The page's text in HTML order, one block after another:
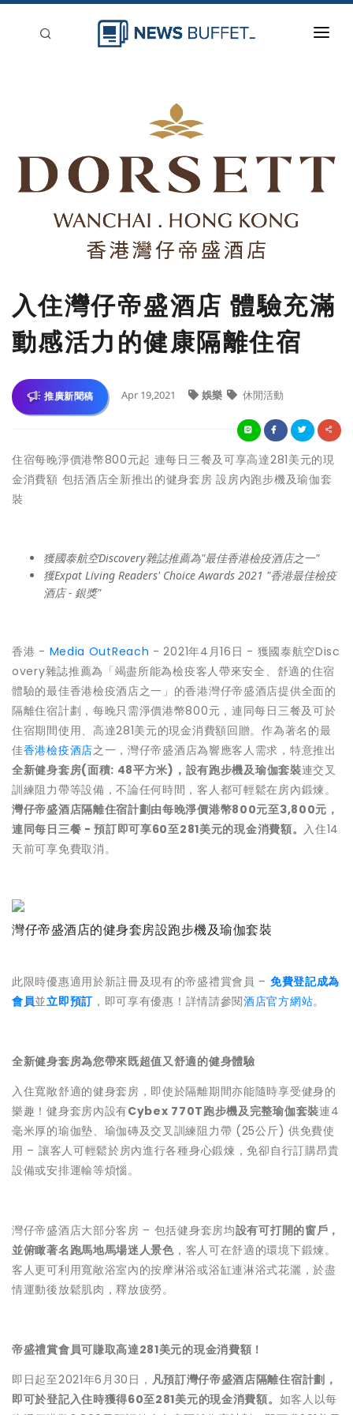
刊登
入住灣仔帝盛酒店 體驗充滿
動感活力的健康隔離住宿
推廣新聞稿 Apr 19,2021 娛樂 休閒活動
住宿每晚淨價港幣800元起 連每日三餐及可享高達281美元的現
金消費額 包括酒店全新推出的健身套房 設房內跑步機及瑜伽套
裝
獲國泰航空Discovery雜誌推薦為"最佳香港檢疫酒店之一"
獲Expat Living Readers' Choice Awards 2021 "香港最佳檢疫
酒店 - 銀獎"
香港 - Media OutReach - 2021年4月16日 - 獲國泰航空Disc
overy雜誌推薦為「竭盡所能為檢疫客人帶來安全、舒適的住宿
體驗的最佳香港檢疫酒店之一」的香港灣仔帝盛酒店提供全面的
隔離住宿計劃，每晚只需淨價港幣800元，連同每日三餐及可於
住宿期間使用、高達281美元的現金消費額回贈。作為著名的最
佳香港檢疫酒店之一，灣仔帝盛酒店為響應客人需求，特意推出
全新健身套房(面積: 48平方米)，設有跑步機及瑜伽套裝連交叉
訓練阻力帶等設備，不論任何時間，客人都可輕鬆在房內鍛煉。
灣仔帝盛酒店隔離住宿計劃由每晚淨價港幣800元至3,800元，
連同每日三餐 - 預訂即可享60至281美元的現金消費額。 入住14
天前可享免費取消。
灣仔帝盛酒店的健身套房設跑步機及瑜伽套裝
此限時優惠適用於新註冊及現有的帝盛禮賞會員 – 免費登記成為
會員並立即預訂，即可享有優惠！詳情請參閱酒店官方網站。
全新健身套房為您帶來既超值又舒適的健身體驗
入住寬敞舒適的健身套房，即使於隔離期間亦能隨時享受健身的
樂趣！健身套房內設有Cybex 770T跑步機及完整瑜伽套裝連4
毫米厚的瑜伽墊、瑜伽磚及交叉訓練阻力帶 (25公斤) 供免費使
用 – 讓客人可輕鬆於房內進行各種身心鍛煉，免卻自行訂購昂貴
設備或安排運輸等煩惱。
灣仔帝盛酒店大部分客房 – 包括健身套房均設有可打開的窗戶，
並俯瞰著名跑馬地馬場迷人景色，客人可在舒適的環境下鍛煉。
客人更可利用寬敞浴室內的按摩淋浴或浴缸連淋浴式花灑，於盡
情運動後放鬆肌肉，釋放疲勞。
帝盛禮賞會員可賺取高達281美元的現金消費額！
即日起至2021年6月30日， 凡預訂灣仔帝盛酒店隔離住宿計劃，
即可於登記入住時獲得60至281美元的現金消費額。 如客人以每